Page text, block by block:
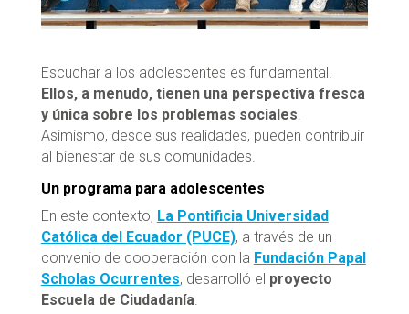
Escuchar a los adolescentes es fundamental.
Ellos, a menudo, tienen una perspectiva fresca
y única sobre los problemas sociales.
Asimismo, desde sus realidades, pueden contribuir
al bienestar de sus comunidades.
Un programa para adolescentes
En este contexto, La Pontificia Universidad
Católica del Ecuador (PUCE), a través de un
convenio de cooperación con la Fundación Papal
Scholas Ocurrentes, desarrolló el proyecto
Escuela de Ciudadanía.